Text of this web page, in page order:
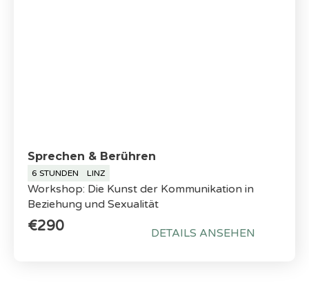
Sprechen & Berühren
6 STUNDEN LINZ
Workshop: Die Kunst der Kommunikation in
Beziehung und Sexualität
€290 DETAILS ANSEHEN